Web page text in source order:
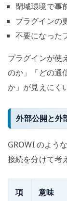
閉域環境で事
プラグインの
不要になった
プラグインが使
のか」「どの通
か」が見えにく
外部公開と外
GROWI のよう
接続を分けて考
項
意味